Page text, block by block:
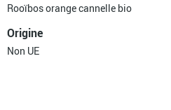
Rooïbos orange cannelle bio
Origine
Non UE